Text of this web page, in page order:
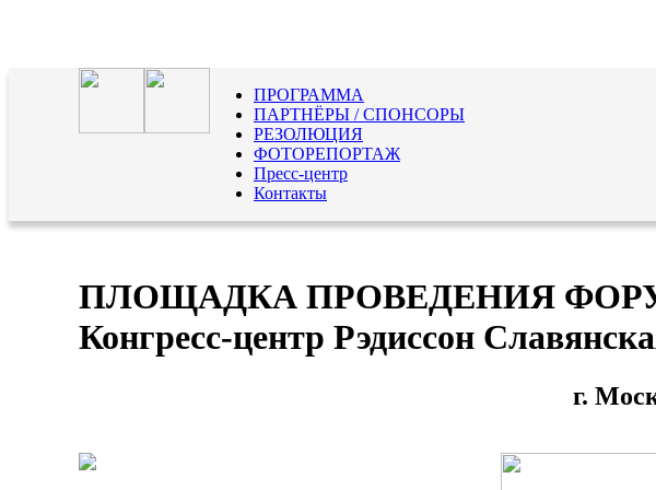
ПРОГРАММА
ПАРТНЁРЫ / СПОНСОРЫ
РЕЗОЛЮЦИЯ
ФОТОРЕПОРТАЖ
Пресс-центр
Контакты
ПЛОЩАДКА ПРОВЕДЕНИЯ
Конгресс-центр Рэдиссон
г.